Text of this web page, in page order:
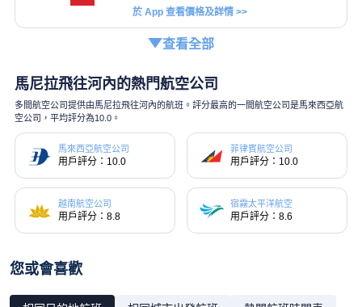
於 App 查看價格及詳情 >>
查看全部
馬尼拉飛往河內的熱門航空公司
多間航空公司提供由馬尼拉飛往河內的航班。評分最高的一間航空公司是馬來西亞航
空公司，平均評分為10.0。
馬來西亞航空公司
用戶評分：10.0
菲律賓航空公司
用戶評分：10.0
越南航空公司
用戶評分：8.8
宿霧太平洋航空
用戶評分：8.6
您或會喜歡